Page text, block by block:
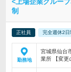
制
正社員 完全週休2日
勤務地
宮城県仙台
業所 【変更